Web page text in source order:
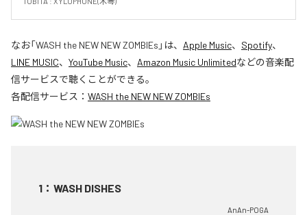
なお「WASH the NEW NEW ZOMBIEs 」は、 Apple Music、 Spotify、
LINE MUSIC、 YouTube Music、 Amazon Music Unlimitedなどの音楽配
信サービスで聴くことができる。
各配信サービス： WASH the NEW NEW ZOMBIEs
1 ： WASH DISHES
AnAn-POGA